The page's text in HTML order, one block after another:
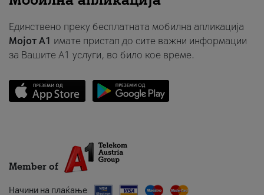
Единствено преку бесплатната мобилна апликација
Мојот A1 имате пристап до сите важни информации
за Вашите A1 услуги, во било кое време.
Member of
Начини на плаќање